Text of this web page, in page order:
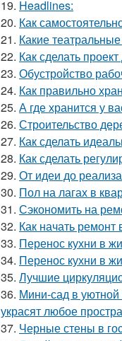
19. Headlines:
20. Как
21. Какие
22. Как сделать
23. Обустройство
24. Как правильно
25. А где хранится у
26. Строительство
27. Как сделать
28. Как сделать
29. От идеи до
30. Пол на лагах в
31. Сэкономить на
32. Как начать
33. Перенос кухни в
34. Перенос кухни в
35. Лучшие
36. Мини-сад в уютной
украсят любое
37. Черные стены в